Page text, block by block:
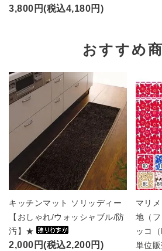
3,800円(税込4,180円)
おすすめ
キッチンマット ソリッディー
【おしゃれ/ウォッシャブル/防
汚】★
2,000円(税込2,200円)
マリ
地（
ッコ
単位